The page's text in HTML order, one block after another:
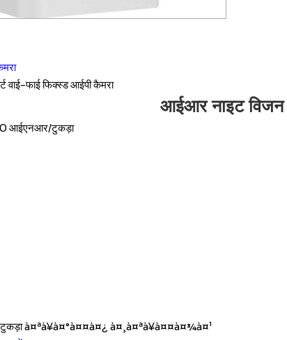
वाई-फाई फिक्स्ड आईपी कैमरा
आईआर नाइट विजन
आईएनआर/टुकड़ा
à¤ªà¥à¤°à¤¤à¤¿ à¤¸à¤ªà¥à¤¤à¤¾à¤¹